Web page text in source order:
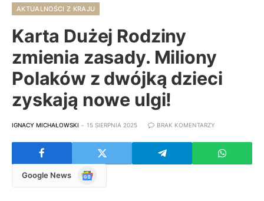
AKTUALNOŚCI Z KRAJU
Karta Dużej Rodziny
zmienia zasady. Miliony
Polaków z dwójką dzieci
zyskają nowe ulgi!
IGNACY MICHAŁOWSKI 15 SIERPNIA 2025 BRAK KOMENTARZY
Google News
Google